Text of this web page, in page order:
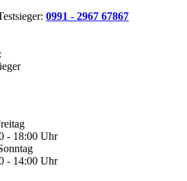
: 0991 - 2967 67867
- 18:00 Uhr
- 14:00 Uhr